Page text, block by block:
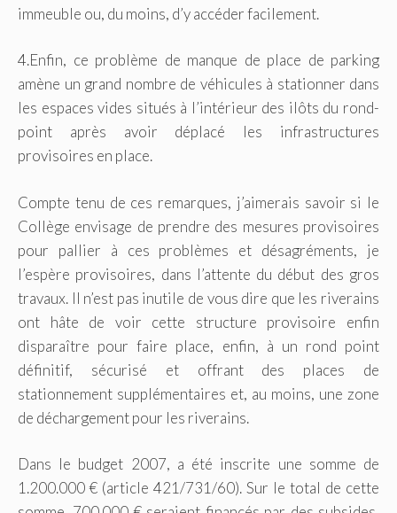
immeuble ou, du moins, d’y accéder facilement.
4.Enfin, ce problème de manque de place de parking
amène un grand nombre de véhicules à stationner dans
les espaces vides situés à l’intérieur des ilôts du rond-
point après avoir déplacé les infrastructures
provisoires en place.
Compte tenu de ces remarques, j’aimerais savoir si le
Collège envisage de prendre des mesures provisoires
pour pallier à ces problèmes et désagréments, je
l’espère provisoires, dans l’attente du début des gros
travaux. Il n’est pas inutile de vous dire que les riverains
ont hâte de voir cette structure provisoire enfin
disparaître pour faire place, enfin, à un rond point
définitif, sécurisé et offrant des places de
stationnement supplémentaires et, au moins, une zone
de déchargement pour les riverains.
Dans le budget 2007, a été inscrite une somme de
1.200.000 € (article 421/731/60). Sur le total de cette